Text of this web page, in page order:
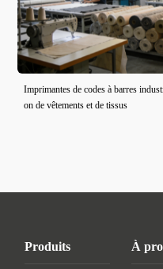
Imprimantes de codes à barres
on de vêtements et de tissus
Produits À